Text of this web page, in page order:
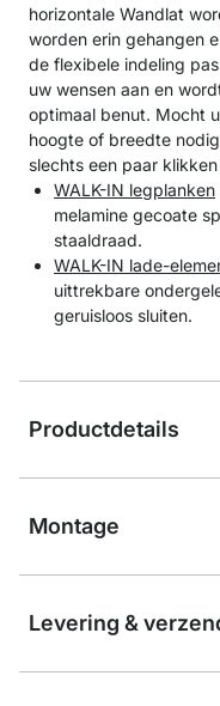
horizontale Wandlat
worden erin gehangen
de flexibele indeling
uw wensen aan en
optimaal benut. Mocht
hoogte of breedte
slechts een paar
WALK-IN legplanken
melamine gecoate
staaldraad.
WALK-IN lade-
uittrekbare
geruisloos sluiten.
Productdetails
Montage
Levering &